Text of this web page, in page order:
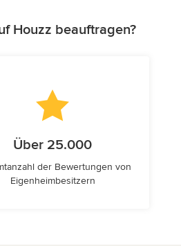
Houzz beauftragen?
Über 25.000
der Bewertungen von
Eigenheimbesitzern